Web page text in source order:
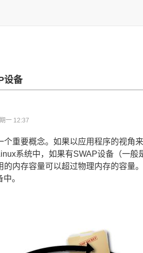
设备
一 12:37
个重要概念。如果以应用程序的视角
系统中，如果有SWAP设备（一般
的内存容量可以超过物理内存的容量
。